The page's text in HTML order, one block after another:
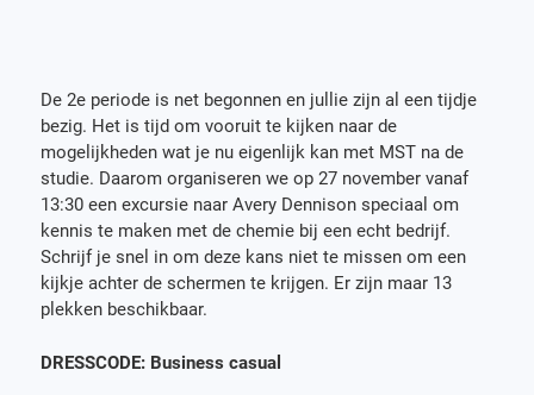
De 2e periode is net begonnen en jullie zijn al een tijdje
bezig. Het is tijd om vooruit te kijken naar de
mogelijkheden wat je nu eigenlijk kan met MST na de
studie. Daarom organiseren we op 27 november vanaf
13:30 een excursie naar Avery Dennison speciaal om
kennis te maken met de chemie bij een echt bedrijf.
Schrijf je snel in om deze kans niet te missen om een
kijkje achter de schermen te krijgen. Er zijn maar 13
plekken beschikbaar.
DRESSCODE: Business casual